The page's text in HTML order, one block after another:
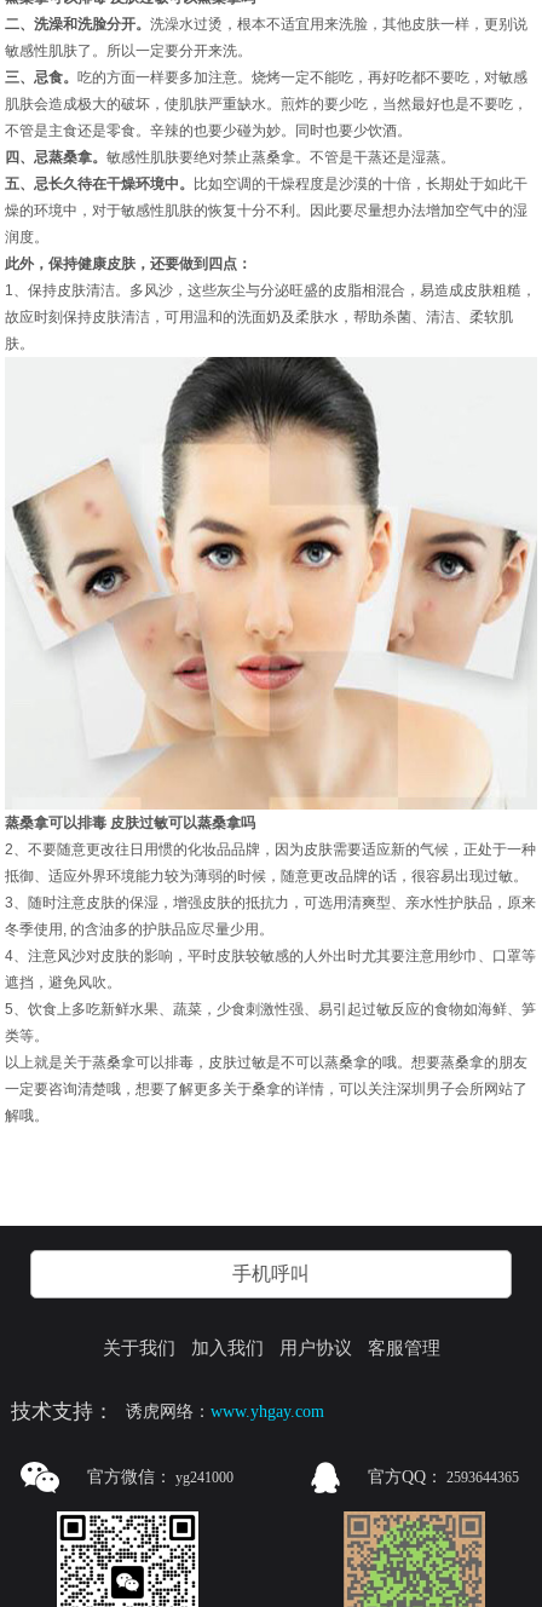
二、洗澡和洗脸分开。洗澡水过烫，根本不适宜用来洗脸，其他皮肤一样，更别说
敏感性肌肤了。所以一定要分开来洗。
三、忌食。吃的方面一样要多加注意。烧烤一定不能吃，再好吃都不要吃，对敏感
肌肤会造成极大的破坏，使肌肤严重缺水。煎炸的要少吃，当然最好也是不要吃，
不管是主食还是零食。辛辣的也要少碰为妙。同时也要少饮酒。
四、忌蒸桑拿。敏感性肌肤要绝对禁止蒸桑拿。不管是干蒸还是湿蒸。
五、忌长久待在干燥环境中。
比如空调的干燥程度是沙漠的十倍，长期处于如此干
燥的环境中，对于敏感性肌肤的恢复十分不利。因此要尽量想办法增加空气中的湿
润度。
此外，保持健康皮肤，还要做到四点：
1、保持皮肤清洁。多风沙，这些灰尘与分泌旺盛的皮脂相混合，易造成皮肤粗糙，
故应时刻保持皮肤清洁，可用温和的洗面奶及柔肤水，帮助杀菌、清洁、柔软肌
肤。
蒸桑拿可以排毒 皮肤过敏可以蒸桑拿吗
2、不要随意更改往日用惯的化妆品品牌，因为皮肤需要适应新的气候，正处于一种
抵御、适应外界环境能力较为薄弱的时候，随意更改品牌的话，很容易出现过敏。
3、随时注意皮肤的保湿，增强皮肤的抵抗力，可选用清爽型、亲水性护肤品，原来
冬季使用, 的含油多的护肤品应尽量少用。
4、注意风沙对皮肤的影响，平时皮肤较敏感的人外出时尤其要注意用纱巾、口罩等
遮挡，避免风吹。
5、饮食上多吃新鲜水果、蔬菜，少食刺激性强、易引起过敏反应的食物如海鲜、笋
类等。
以上就是关于蒸桑拿可以排毒，皮肤过敏是不可以蒸桑拿的哦。想要蒸桑拿的朋友
一定要咨询清楚哦，想要了解更多关于桑拿的详情，可以关注深圳男子会所网站了
解哦。
手机呼叫
关于我们 加入我们 用户协议 客服管理
技术支持： 诱虎网络：www.yhgay.com
官方微信： yg241000 官方QQ： 2593644365